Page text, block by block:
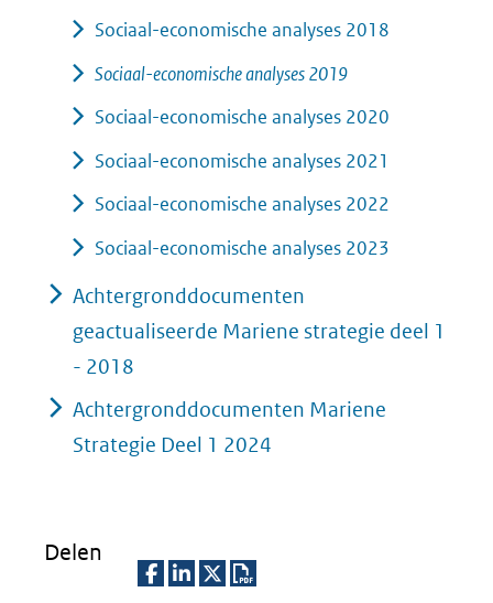
Sociaal-economische analyses 2018
Sociaal-economische analyses 2019
Sociaal-economische analyses 2020
Sociaal-economische analyses 2021
Sociaal-economische analyses 2022
Sociaal-economische analyses 2023
Achtergronddocumenten
geactualiseerde Mariene strategie deel 1
- 2018
Achtergronddocumenten Mariene
Strategie Deel 1 2024
Delen